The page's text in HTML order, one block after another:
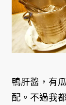
鴨肝醬，有
配。不過我